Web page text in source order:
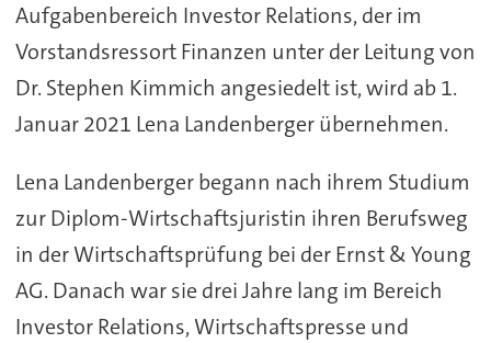
Aufgabenbereich Investor Relations, der im
Vorstandsressort Finanzen unter der Leitung von
Dr. Stephen Kimmich angesiedelt ist, wird ab 1.
Januar 2021 Lena Landenberger übernehmen.
Lena Landenberger begann nach ihrem Studium
zur Diplom-Wirtschaftsjuristin ihren Berufsweg
in der Wirtschaftsprüfung bei der Ernst & Young
AG. Danach war sie drei Jahre lang im Bereich
Investor Relations, Wirtschaftspresse und